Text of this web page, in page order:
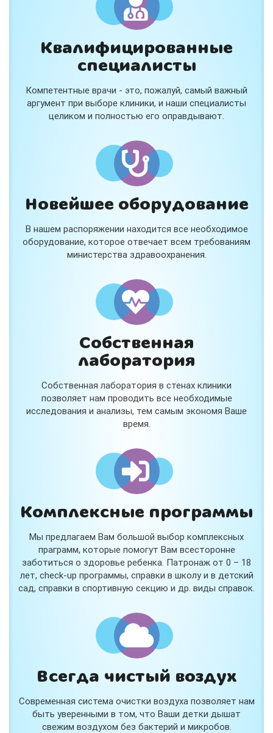
Квалифицированные
специалисты
Компетентные врачи - это, пожалуй, самый важный
аргумент при выборе клиники, и наши специалисты
целиком и полностью его оправдывают.
Новейшее оборудование
В нашем распоряжении находится все необходимое
оборудование, которое отвечает всем требованиям
министерства здравоохранения.
Собственная
лаборатория
Собственная лаборатория в стенах клиники
позволяет нам проводить все необходимые
исследования и анализы, тем самым экономя Ваше
время.
Комплексные программы
Мы предлагаем Вам большой выбор комплексных
праграмм, которые помогут Вам всесторонне
заботиться о здоровье ребенка. Патронаж от 0 – 18
лет, check-up программы, справки в школу и в детский
сад, справки в спортивную секцию и др. виды справок.
Всегда чистый воздух
Современная система очистки воздуха позволяет нам
быть уверенными в том, что Ваши детки дышат
свежим воздухом без бактерий и микробов.
Консультация ортопеда +
тейпирование за 1 приём
Вас или вашего ребёнка беспокоят:
- боли в спине, шее, коленях или ногах?
- дискомфорт после спорта и нагрузок?
В «Медлэнд» принимает известный ортопед-
травматолог Шехмаметьев Али Зарефуллович
В прием входит:
✔️ Осмотр и консультация врача
✔️ Рекомендации по вашей ситуации
✔️Тейпирование
спортсменам и беременным женщинам.
Специальная цена — 3000 ₽.
и расскажем подробнее!
Нет, спасибо
Я согласен на обработкуперсональных данных
Работает наСтримвуд